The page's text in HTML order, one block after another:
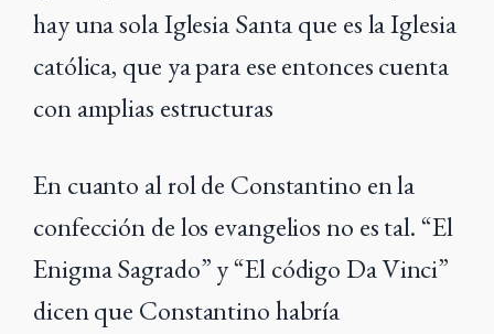
hay una sola Iglesia Santa que es la Iglesia
católica, que ya para ese entonces cuenta
con amplias estructuras
En cuanto al rol de Constantino en la
confección de los evangelios no es tal. “El
Enigma Sagrado” y “El código Da Vinci”
dicen que Constantino habría